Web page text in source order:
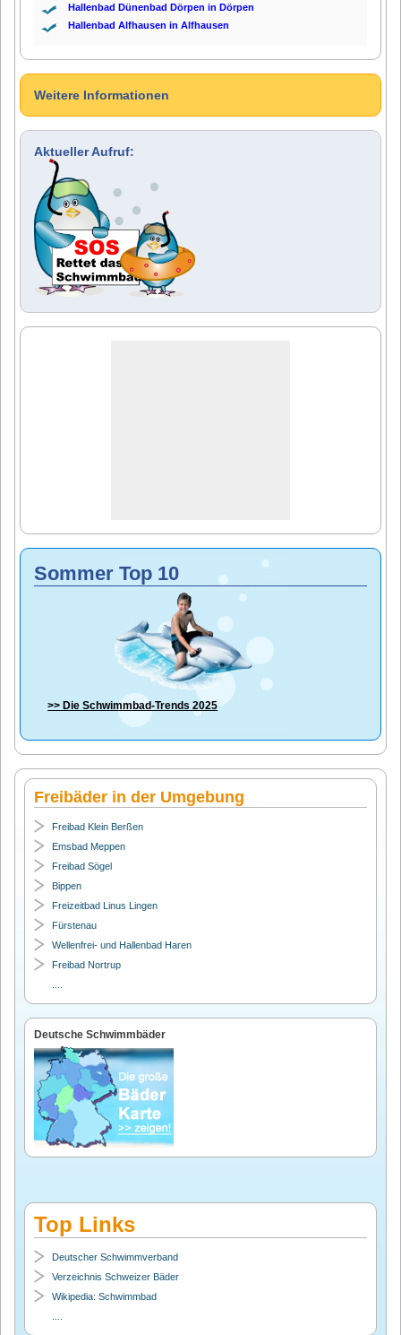
Hallenbad Dünenbad Dörpen in Dörpen
Hallenbad Alfhausen in Alfhausen
Weitere Informationen
Aktueller Aufruf:
Sommer Top 10
>> DieSchwimmbad-Trends 2025
Freibäder in der Umgebung
Freibad Klein Berßen
Emsbad Meppen
Freibad Sögel
Bippen
Freizeitbad Linus Lingen
Fürstenau
Wellenfrei- und Hallenbad Haren
Freibad Nortrup
Deutsche Schwimmbäder
Top Links
Deutscher Schwimmverband
Verzeichnis Schweizer Bäder
Wikipedia: Schwimmbad